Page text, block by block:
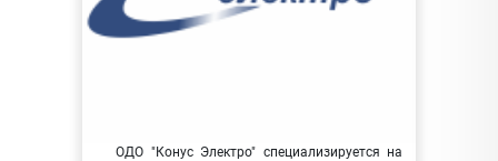
ОДО "Конус Электро" специализируется на